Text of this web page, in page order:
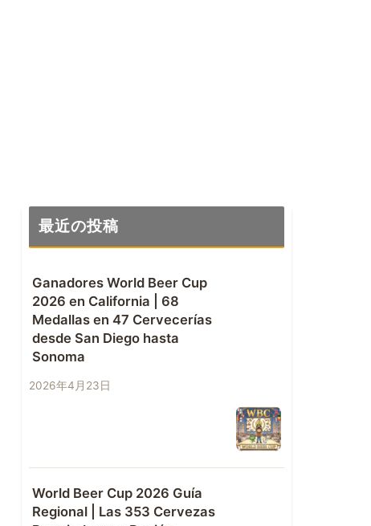
最近の投稿
Ganadores World Beer Cup
2026 en California | 68
Medallas en 47 Cervecerías
desde San Diego hasta
Sonoma
2026年4月23日
World Beer Cup 2026 Guía
Regional | Las 353 Cervezas